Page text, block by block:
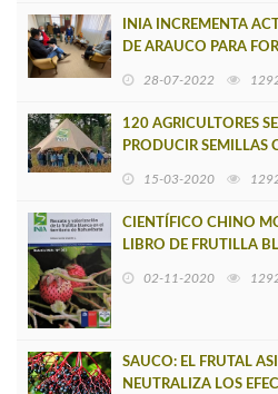
INIA INCREMENTA
DE ARAUCO PARA
28-07-2022
120 AGRICULTORES
PRODUCIR SEMILLAS
15-03-2020
CIENTÍFICO CHINO
LIBRO DE FRUTILLA
02-11-2020
SAUCO: EL FRUTAL
NEUTRALIZA LOS